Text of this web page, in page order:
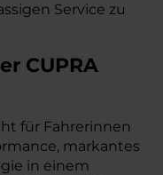
Service zu
CUPRA
für Fahrerinnen
markantes
in einem